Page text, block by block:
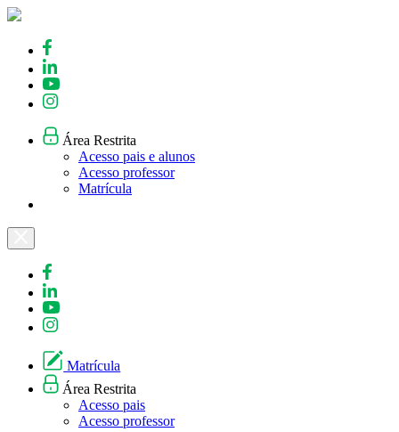
Skip
content
Área Restrita
Acesso pais e alunos
Acesso professor
Matrícula
Matrícula
Área Restrita
Acesso pais
Acesso professor